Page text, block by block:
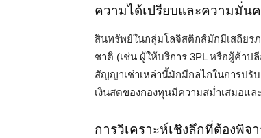
ความได้เปรียบและความมั่น
สินทรัพย์ในกลุ่มโลจิสติกส์มักมีเสถียร
ชาติ (เช่น ผู้ให้บริการ 3PL หรือผู้ค้าป
สัญญาเช่าเหล่านี้มักมีกลไกในการปรับ
เงินสดของกองทุนมีความสม่ำเสมอแ
การวิเคราะห์เชิงลึกที่ต้องพิจ